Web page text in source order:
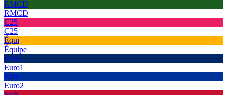
RMCD
RMCD
C25
C25
Équi
Équipe
Euro
Euro1
Euro
Euro2